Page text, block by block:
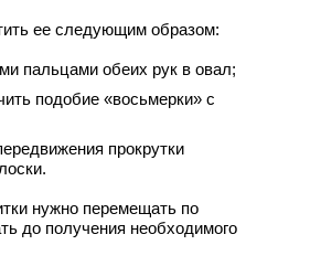
ее следующим образом:
пальцами обеих рук в овал;
подобие «восьмерки» с
прокрутки
нужно перемещать по
до получения необходимого